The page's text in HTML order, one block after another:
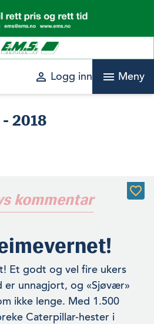
perm_identity Logg inn menu Meny
2018
kommentar
Et godt og vel fire ukers
er unnagjort, og «Sjøvær»
ikke lenge. Med 1.500
Caterpillar-hester i